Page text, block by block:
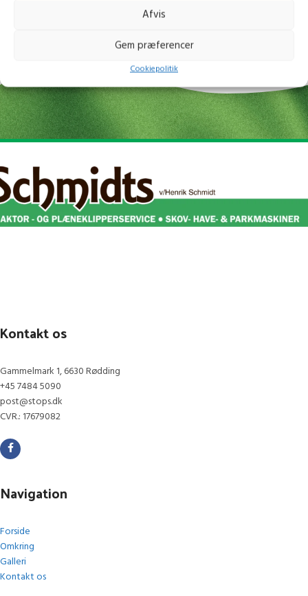
Afvis
Gem præferencer
Cookiepolitik
Teleskopisk rigrør, der kan justeres til,
Kraftfuld motor og automatisk
trimning i hele batteritiden
Et justerbart loop-håndtag og
trimmerhoved samt et strømlinet
design giver behagelig og nem
håndtering
Skift fra trimning til kantskæring med
Kontakt os
Gammelmark 1, 6630 Rødding
+45 7484 5090
post@stops.dk
CVR.: 17679082
Navigation
Forside
Omkring
Galleri
Kontakt os